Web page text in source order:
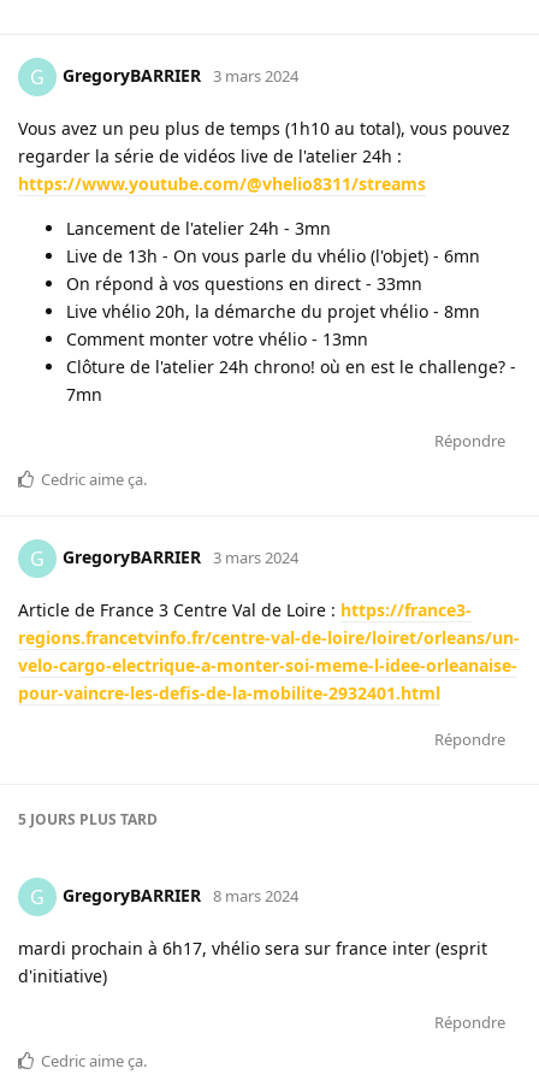
G GregoryBARRIER 3 mars 2024
Vous avez un peu plus de temps (1h10 au total), vous pouvez
regarder la série de vidéos live de l'atelier 24h :
https://www.youtube.com/@vhelio8311/streams
Lancement de l'atelier 24h - 3mn
Live de 13h - On vous parle du vhélio (l'objet) - 6mn
On répond à vos questions en direct - 33mn
Live vhélio 20h, la démarche du projet vhélio - 8mn
Comment monter votre vhélio - 13mn
Clôture de l'atelier 24h chrono! où en est le challenge? -
7mn
Répondre
Cedricaime ça.
G GregoryBARRIER 3 mars 2024
Article de France 3 Centre Val de Loire : https://france3-
regions.francetvinfo.fr/centre-val-de-loire/loiret/orleans/un-
velo-cargo-electrique-a-monter-soi-meme-l-idee-orleanaise-
pour-vaincre-les-defis-de-la-mobilite-2932401.html
Répondre
5 JOURS PLUS TARD
G GregoryBARRIER 8 mars 2024
mardi prochain à 6h17, vhélio sera sur france inter (esprit
d'initiative)
Répondre
Cedricaime ça.